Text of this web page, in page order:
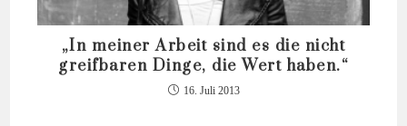
„In meiner Arbeit sind es die nicht
greifbaren Dinge, die Wert haben.“
16. Juli 2013